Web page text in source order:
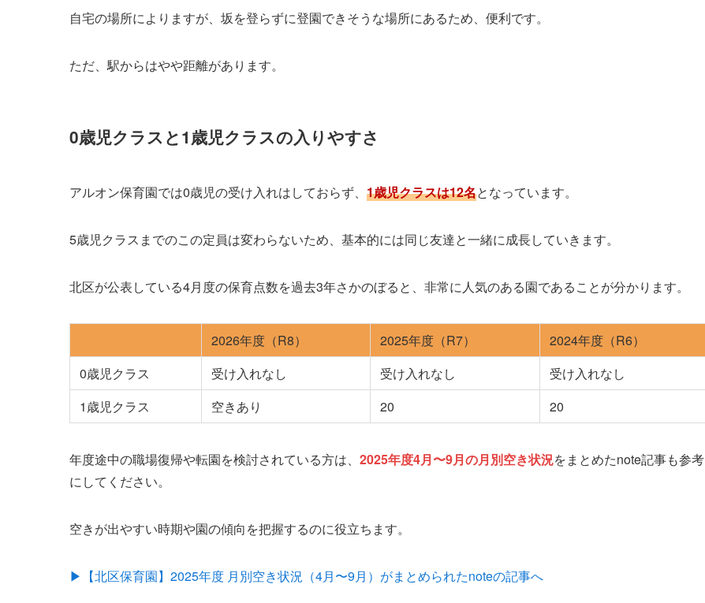
自宅の場所によりますが、坂を登らずに登園できそうな場所にあるため、便利です。
ただ、駅からはやや距離があります。
0歳児クラスと1歳児クラスの入りやすさ
アルオン保育園では0歳児の受け入れはしておらず、 1歳児クラスは12名となっています。
5歳児クラスまでのこの定員は変わらないため、基本的には同じ友達と一緒に成長していきます。
北区が公表している4月度の保育点数を過去3年さかのぼると、非常に人気のある園であることが分かります。
2026年度（R8） 2025年度（R7）
2024年度（R6）
0歳児クラス
受け入れなし 受け入れなし
受け入れなし
1歳児クラス
空きあり 20 20
年度途中の職場復帰や転園を検討されている方は、 2025年度4月〜9月の月別空き状況をまとめたnote記事も参考
にしてください。
空きが出やすい時期や園の傾向を把握するのに役立ちます。
▶【北区保育園】2025年度 月別空き状況（4月〜9月）がまとめられたnoteの記事へ